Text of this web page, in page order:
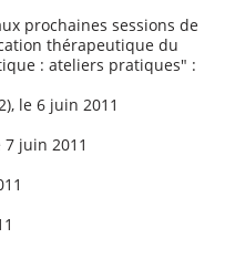
prochaines sessions de
thérapeutique du
: ateliers pratiques" :
le 6 juin 2011
7 juin 2011